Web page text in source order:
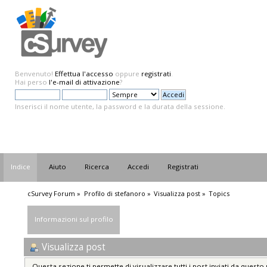
Benvenuto! Effettua l'accesso oppure registrati.
Hai perso l'e-mail di attivazione?
Inserisci il nome utente, la password e la durata della sessione.
Indice Aiuto Ricerca Accedi Registrati
cSurvey Forum » Profilo di stefanoro » Visualizza post » Topics
Informazioni sul profilo
Visualizza post